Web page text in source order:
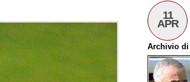
11
APR
Archivio di